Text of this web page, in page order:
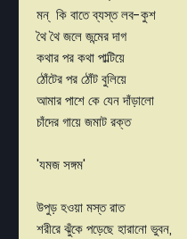
মন্ কি বাতে ব্যস্ত লব-কুশ
থৈ থৈ জলে জন্মের দাগ
কথার পর কথা পাল্টিয়ে
ঠোঁটের পর ঠোঁট বুলিয়ে
আমার পাশে কে যেন দাঁড়ালো
চাঁদের গায়ে জমাট রক্ত
'যমজ সঙ্গম'
উপুড় হওয়া মস্ত রাত
শরীরে ঝুঁকে পড়েছে হারানো ভুবন,